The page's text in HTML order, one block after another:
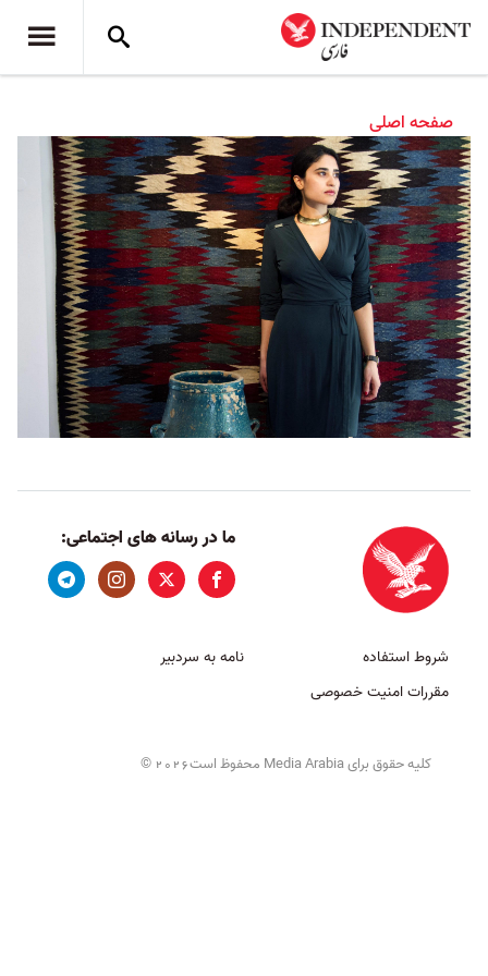
صفحه اصلی
ما در رسانه های اجتماعی:
شروط استفاده
مقررات امنیت خصوصی
نامه به سردبیر
کلیه حقوق برای Media Arabia محفوظ است 2026
©